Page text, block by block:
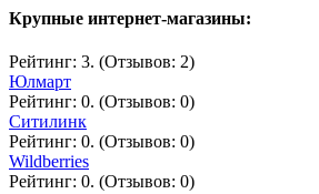
Крупные интернет-магазины:
Рейтинг: 3. (Отзывов: 2)
Юлмарт
Рейтинг: 0. (Отзывов: 0)
Ситилинк
Рейтинг: 0. (Отзывов: 0)
Wildberries
Рейтинг: 0. (Отзывов: 0)